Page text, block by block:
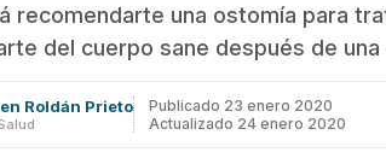
recomendarte una ostomía para
del cuerpo sane después de
Roldán Prieto Publicado 23 enero 2020
Actualizado 24 enero 2020